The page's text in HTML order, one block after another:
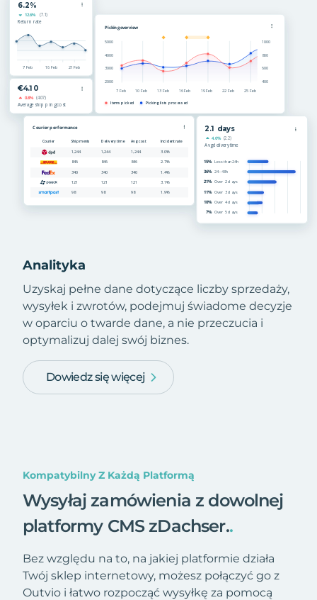
Analityka
Uzyskaj pełne dane dotyczące liczby sprzedaży,
wysyłek i zwrotów, podejmuj świadome decyzje
w oparciu o twarde dane, a nie przeczucia i
optymalizuj dalej swój biznes.
Dowiedz się więcej
Kompatybilny Z Każdą Platformą
Wysyłaj zamówienia z dowolnej
platformy CMS zDachser..
Bez względu na to, na jakiej platformie działa
Twój sklep internetowy, możesz połączyć go z
Outvio i łatwo rozpocząć wysyłkę za pomocą